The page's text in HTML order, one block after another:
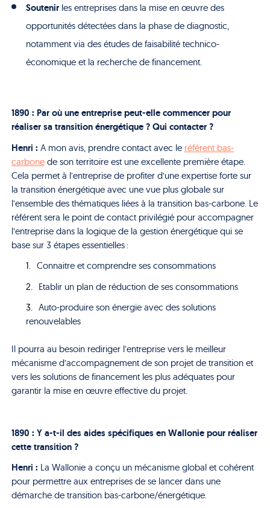
Soutenirles entreprises dans la mise en œuvre des
opportunités détectées dans la phase de diagnostic,
notamment via des études de faisabilité technico-
économique et la recherche de financement.
1890 : Par où une entreprise peut-elle commencer pour
réaliser sa transition énergétique ? Qui contacter ?
Henri : A mon avis, prendre contact avec le référent bas-
carbonede son territoire est une excellente première étape.
Cela permet à l’entreprise de profiter d’une expertise forte sur
la transition énergétique avec une vue plus globale sur
l’ensemble des thématiques liées à la transition bas-carbone. Le
référent sera le point de contact privilégié pour accompagner
l’entreprise dans la logique de la gestion énergétique qui se
base sur 3 étapes essentielles :
Connaitre et comprendre ses consommations
Etablir un plan de réduction de ses consommations
Auto-produire son énergie avec des solutions
renouvelables
Il pourra au besoin rediriger l’entreprise vers le meilleur
mécanisme d’accompagnement de son projet de transition et
vers les solutions de financement les plus adéquates pour
garantir la mise en œuvre effective du projet.
1890 : Y a-t-il des aides spécifiques en Wallonie pour réaliser
cette transition ?
Henri : La Wallonie a conçu un mécanisme global et cohérent
pour permettre aux entreprises de se lancer dans une
démarche de transition bas-carbone/énergétique.